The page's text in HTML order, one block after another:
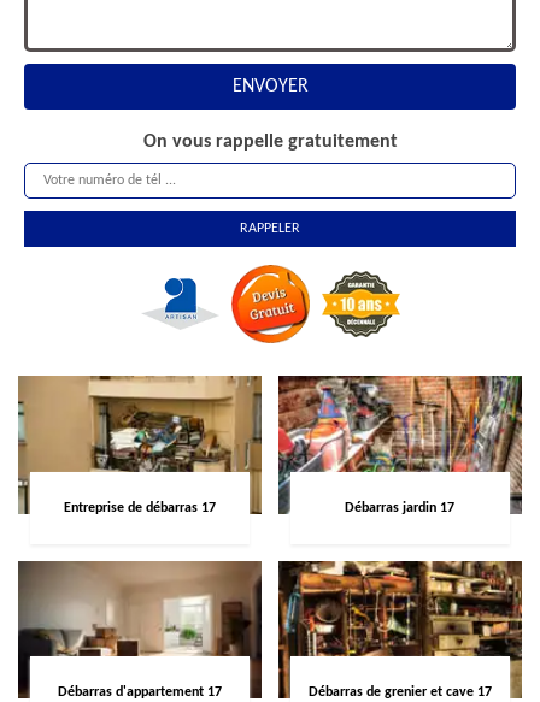
On vous rappelle gratuitement
Entreprise de débarras 17 Débarras jardin 17
Débarras d'appartement 17 Débarras de grenier et cave 17